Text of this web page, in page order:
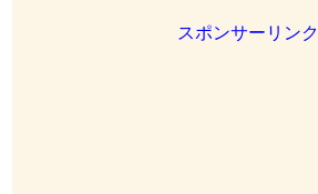
スポンサーリンク